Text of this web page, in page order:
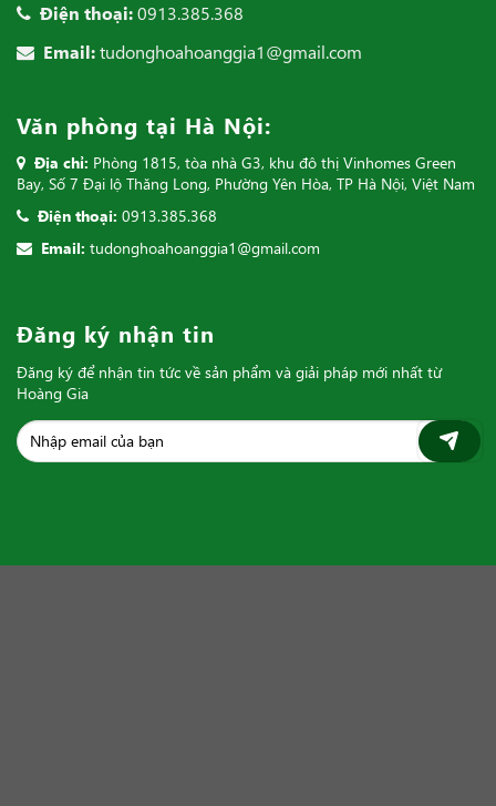
Điện thoại:0913.385.368
Email:tudonghoahoanggia1@gmail.com
Văn phòng tại Hà Nội:
Địa chỉ: Phòng 1815, tòa nhà G3, khu đô thị Vinhomes Green
Bay, Số 7 Đại lộ Thăng Long, Phường Yên Hòa, TP Hà Nội, Việt Nam
Điện thoại: 0913.385.368
Email: tudonghoahoanggia1@gmail.com
Đăng ký nhận tin
Đăng ký để nhận tin tức về sản phẩm và giải pháp mới nhất từ
Hoàng Gia